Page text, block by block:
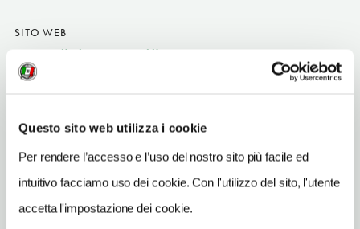
Questo sito web utilizza i cookie
Per rendere l’accesso e l’uso del nostro sito più facile ed
intuitivo facciamo uso dei cookie. Con l'utilizzo del sito, l'utente
accetta l'impostazione dei cookie.
SITO WEB
www.agriturismocannazzi.it
INDIRIZZO EMAIL
TELEFONO
0964418023-3387337229
NUMERO CAMERE
3